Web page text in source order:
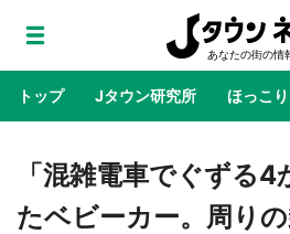
トップ Jタウン研究所 ほっこ
地域×二次元 絶景 あの時
「混雑電車でぐずる
たベビーカー。周り